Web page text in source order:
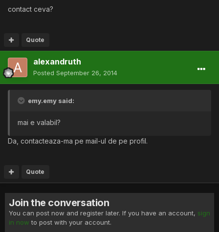
contact ceva?
Quote
alexandruth
Posted September 26, 2014
emy.emy said:
mai e valabil?
Da, contacteaza-ma pe mail-ul de pe profil.
Quote
Join the conversation
You can post now and register later. If you have an account, sign
in now to post with your account.